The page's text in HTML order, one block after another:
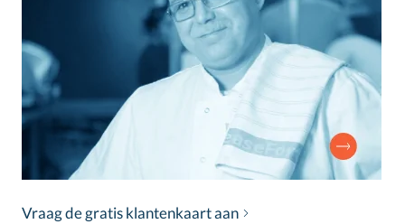
Vraag de gratis klantenkaart aan